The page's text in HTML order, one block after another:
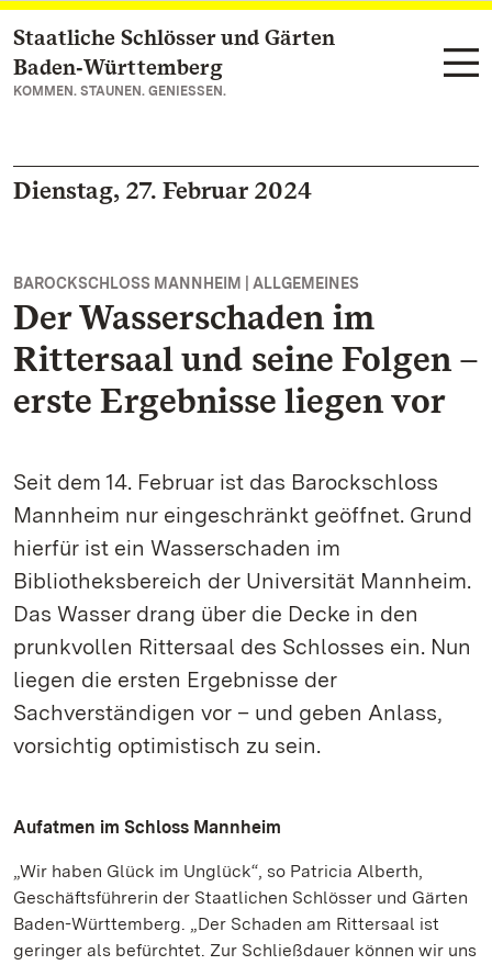
Zum Hauptinhalt springen
Staatliche Schlösser und Gärten
Baden‑Württemberg
KOMMEN. STAUNEN. GENIESSEN.
Dienstag, 27. Februar 2024
BAROCKSCHLOSS MANNHEIM | ALLGEMEINES
Der Wasserschaden im
Rittersaal und seine Folgen –
erste Ergebnisse liegen vor
Seit dem 14. Februar ist das Barockschloss
Mannheim nur eingeschränkt geöffnet. Grund
hierfür ist ein Wasserschaden im
Bibliotheksbereich der Universität Mannheim.
Das Wasser drang über die Decke in den
prunkvollen Rittersaal des Schlosses ein. Nun
liegen die ersten Ergebnisse der
Sachverständigen vor – und geben Anlass,
vorsichtig optimistisch zu sein.
Aufatmen im Schloss Mannheim
„Wir haben Glück im Unglück“, so Patricia Alberth,
Geschäftsführerin der Staatlichen Schlösser und Gärten
Baden-Württemberg. „Der Schaden am Rittersaal ist
geringer als befürchtet. Zur Schließdauer können wir uns